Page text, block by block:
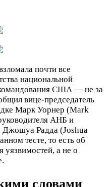
почти все
национальной
США — не за
вице-председатель
Марк Уорнер (Mark
АНБ и
Джошуа Радда (Joshua
тесте, то есть об
уязвимостей, а не о
словами